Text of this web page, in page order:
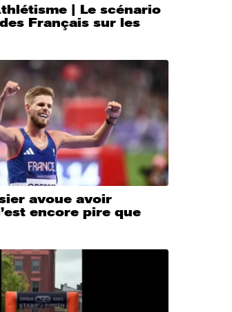
| Le scénario
Français sur les
avoue avoir
encore pire que